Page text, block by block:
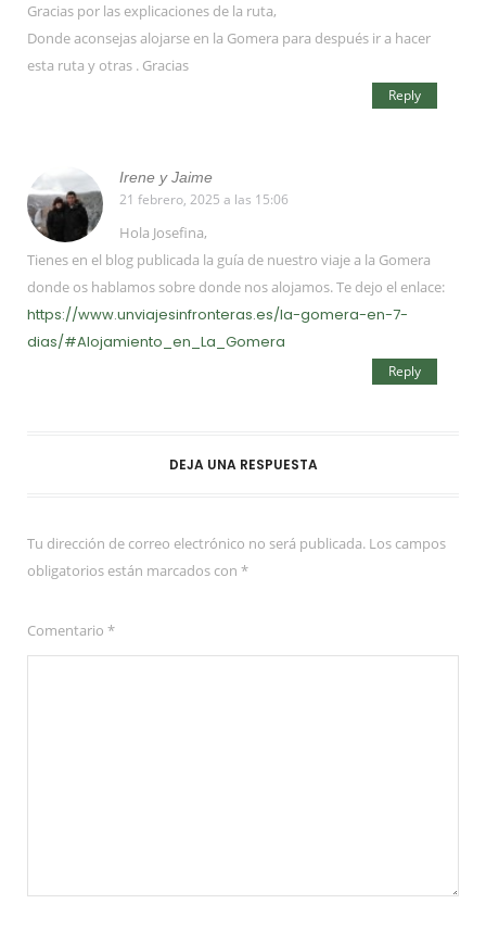
Gracias por las explicaciones de la ruta,
Donde aconsejas alojarse en la Gomera para después ir a hacer
esta ruta y otras . Gracias
Reply
Irene y Jaime
21 febrero, 2025 a las 15:06
Hola Josefina,
Tienes en el blog publicada la guía de nuestro viaje a la Gomera
donde os hablamos sobre donde nos alojamos. Te dejo el enlace:
https://www.unviajesinfronteras.es/la-gomera-en-7-
dias/#Alojamiento_en_La_Gomera
Reply
DEJA UNA RESPUESTA
Tu dirección de correo electrónico no será publicada. Los campos
obligatorios están marcados con *
Comentario *